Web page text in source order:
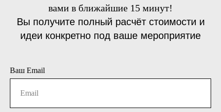
вами в ближайшие 15 минут!
Вы получите полный расчёт стоимости и
идеи конкретно под ваше мероприятие
Ваш Email